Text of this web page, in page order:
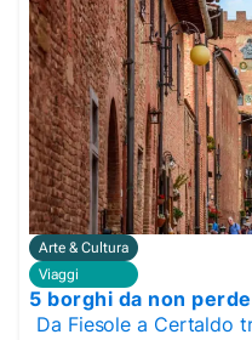
Arte & Cultura
Viaggi
5 borghi da non
Da Fiesole a Certaldo